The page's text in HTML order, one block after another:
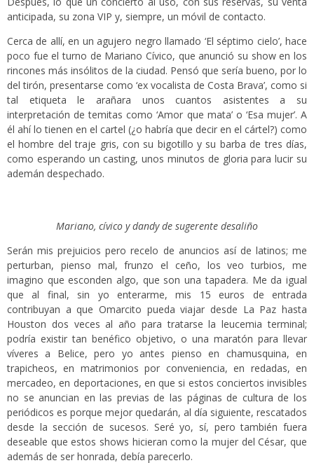
anticipada, su zona VIP y, siempre, un móvil de contacto.
Cerca de allí, en un agujero negro llamado ‘El séptimo cielo’, hace
poco fue el turno de Mariano Cívico, que anunció su show en los
rincones más insólitos de la ciudad. Pensó que sería bueno, por lo
del tirón, presentarse como ‘ex vocalista de Costa Brava’, como si
tal etiqueta le arañara unos cuantos asistentes a su
interpretación de temitas como ‘Amor que mata’ o ‘Esa mujer’. A
él ahí lo tienen en el cartel (¿o habría que decir en el cártel?) como
el hombre del traje gris, con su bigotillo y su barba de tres días,
como esperando un casting, unos minutos de gloria para lucir su
ademán despechado.
Mariano, cívico y dandy de sugerente desaliño
Serán mis prejuicios pero recelo de anuncios así de latinos; me
perturban, pienso mal, frunzo el ceño, los veo turbios, me
imagino que esconden algo, que son una tapadera. Me da igual
que al final, sin yo enterarme, mis 15 euros de entrada
contribuyan a que Omarcito pueda viajar desde La Paz hasta
Houston dos veces al año para tratarse la leucemia terminal;
podría existir tan benéfico objetivo, o una maratón para llevar
víveres a Belice, pero yo antes pienso en chamusquina, en
trapicheos, en matrimonios por conveniencia, en redadas, en
mercadeo, en deportaciones, en que si estos conciertos invisibles
no se anuncian en las previas de las páginas de cultura de los
periódicos es porque mejor quedarán, al día siguiente, rescatados
desde la sección de sucesos. Seré yo, sí, pero también fuera
deseable que estos shows hicieran como la mujer del César, que
además de ser honrada, debía parecerlo.